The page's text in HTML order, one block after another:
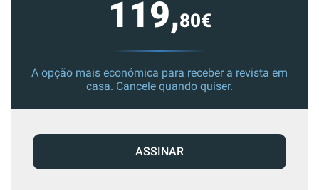
119,80€
A opção mais económica para receber a revista em
casa. Cancele quando quiser.
ASSINAR